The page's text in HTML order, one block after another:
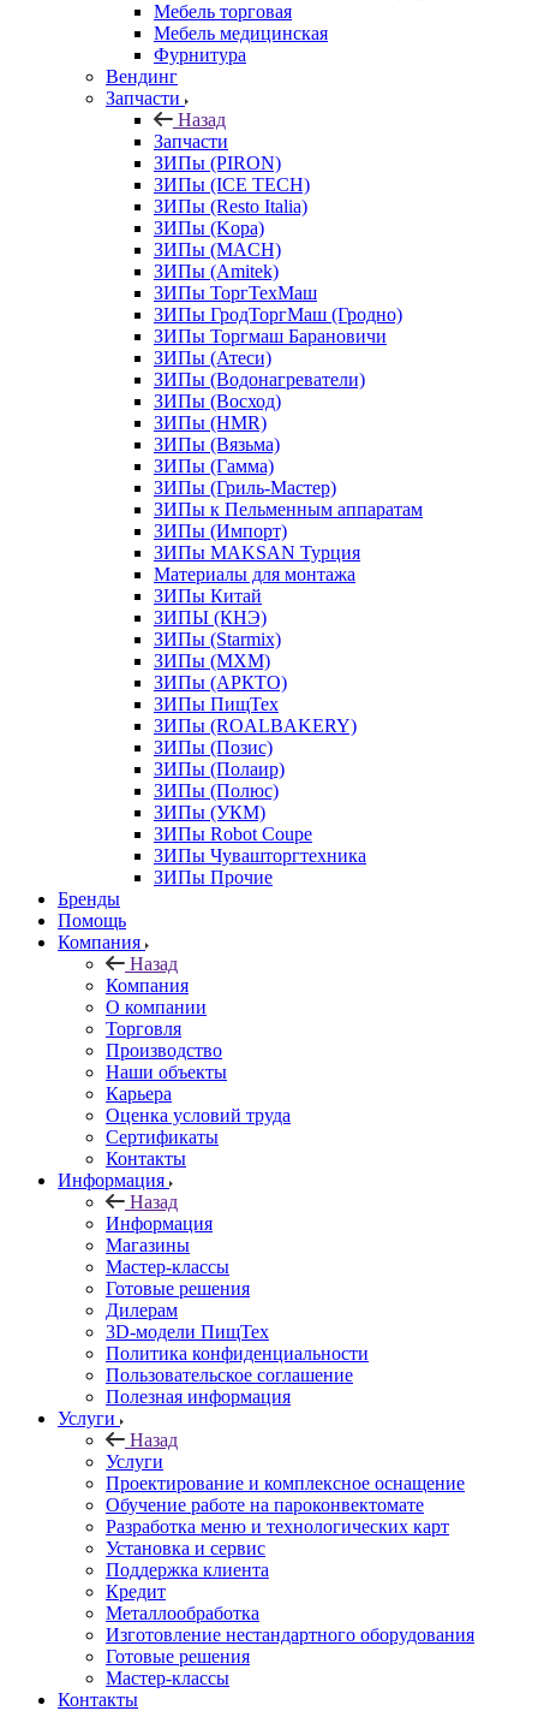
Мебель торговая
Мебель медицинская
Фурнитура
Вендинг
Запчасти
Назад
Запчасти
ЗИПы (PIRON)
ЗИПы (ICE TECH)
ЗИПы (Resto Italia)
ЗИПы (Kopa)
ЗИПы (MACH)
ЗИПы (Amitek)
ЗИПы ТоргТехМаш
ЗИПы ГродТоргМаш (Гродно)
ЗИПы Торгмаш Барановичи
ЗИПы (Атеси)
ЗИПы (Водонагреватели)
ЗИПы (Восход)
ЗИПы (HMR)
ЗИПы (Вязьма)
ЗИПы (Гамма)
ЗИПы (Гриль-Мастер)
ЗИПы к Пельменным аппаратам
ЗИПы (Импорт)
ЗИПы MAKSAN Турция
Материалы для монтажа
ЗИПы Китай
ЗИПЫ (КНЭ)
ЗИПы (Starmix)
ЗИПы (МХМ)
ЗИПы (АРКТО)
ЗИПы ПищТех
ЗИПы (ROALBAKERY)
ЗИПы (Позис)
ЗИПы (Полаир)
ЗИПы (Полюс)
ЗИПы (УКМ)
ЗИПы Robot Coupe
ЗИПы Чувашторгтехника
ЗИПы Прочие
Бренды
Помощь
Компания
Назад
Компания
О компании
Торговля
Производство
Наши объекты
Карьера
Оценка условий труда
Сертификаты
Контакты
Информация
Назад
Информация
Магазины
Мастер-классы
Готовые решения
Дилерам
3D-модели ПищТех
Политика конфиденциальности
Пользовательское соглашение
Полезная информация
Услуги
Назад
Услуги
Проектирование и комплексное оснащение
Обучение работе на пароконвектомате
Разработка меню и технологических карт
Установка и сервис
Поддержка клиента
Кредит
Металлообработка
Изготовление нестандартного оборудования
Готовые решения
Мастер-классы
Контакты